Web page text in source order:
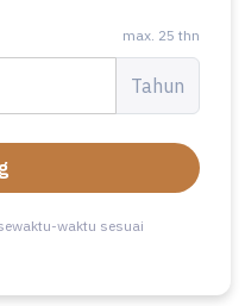
max. 25 thn
Tahun
waktu sesuai